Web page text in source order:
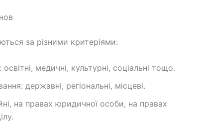
за різними критеріями:
медичні, культурні, соціальні тощо.
державні, регіональні, місцеві.
на правах юридичної особи, на правах